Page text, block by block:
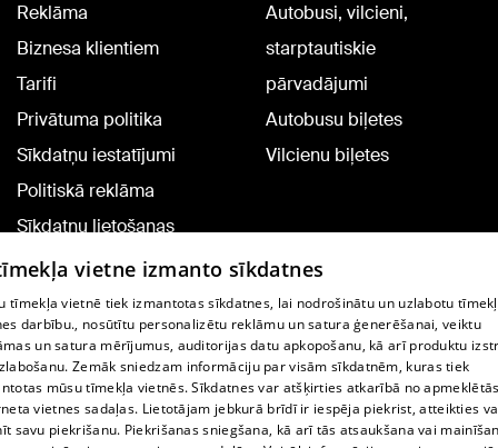
Reklāma
Biznesa klientiem
Tarifi
Privātuma politika
Sīkdatņu iestatījumi
Politiskā reklāma
Sīkdatņu lietošanas
noteikumi
Komentāru pievienošana
Autobusi, vilcieni,
starptautiskie
pārvadājumi
Autobusu biļetes
Vilcienu biļetes
TV programma
Līguma noteikumi
360 Ziņu kontakti
vietne izmanto sīkdatnes
tīmekļa vietnē tiek izmantotas sīkdatnes, lai nodrošinātu un uzlabotu
darbību., nosūtītu personalizētu reklāmu un satura ģenerēšanai, veiktu
un satura mērījumus, auditorijas datu apkopošanu, kā arī produktu
Zemāk sniedzam informāciju par visām sīkdatnēm, kuras tiek
mūsu tīmekļa vietnēs. Sīkdatnes var atšķirties atkarībā no
vietnes sadaļas. Lietotājam jebkurā brīdī ir iespēja piekrist, atteikties
savu piekrišanu. Piekrišanas sniegšana, kā arī tās atsaukšana vai